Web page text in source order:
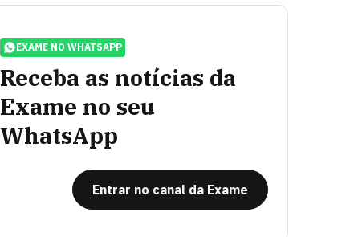
EXAME NO WHATSAPP
Receba as notícias da
Exame no seu
WhatsApp
Entrar no canal da Exame